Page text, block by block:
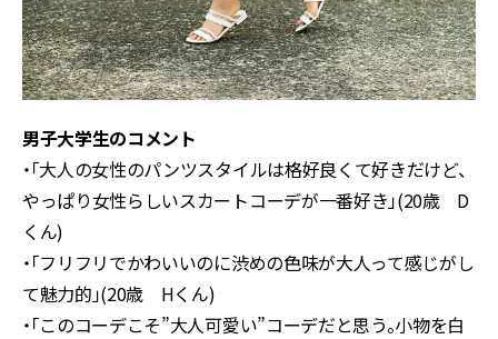
男子大学生のコメント
・「大人の女性のパンツスタイルは格好良くて好きだけど、
やっぱり女性らしいスカートコーデが一番好き」(20歳 D
くん)
・「フリフリでかわいいのに渋めの色味が大人って感じがし
て魅力的」(20歳 Hくん)
・「このコーデこそ”大人可愛い”コーデだと思う。小物を白